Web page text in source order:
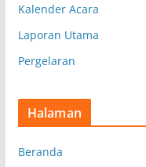
Kalender Acara
Laporan Utama
Pergelaran
Halaman
Beranda